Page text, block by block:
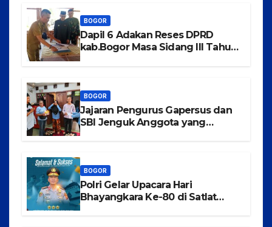
BOGOR
Dapil 6 Adakan Reses DPRD
kab.Bogor Masa Sidang III Tahun
BOGOR
Jajaran Pengurus Gapersus dan
SBI Jenguk Anggota yang
BOGOR
Polri Gelar Upacara Hari
Bhayangkara Ke-80 di Satlat